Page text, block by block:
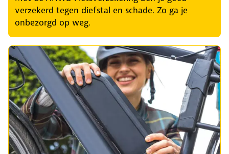
verzekerd tegen diefstal en schade. Zo ga je
onbezorgd op weg.